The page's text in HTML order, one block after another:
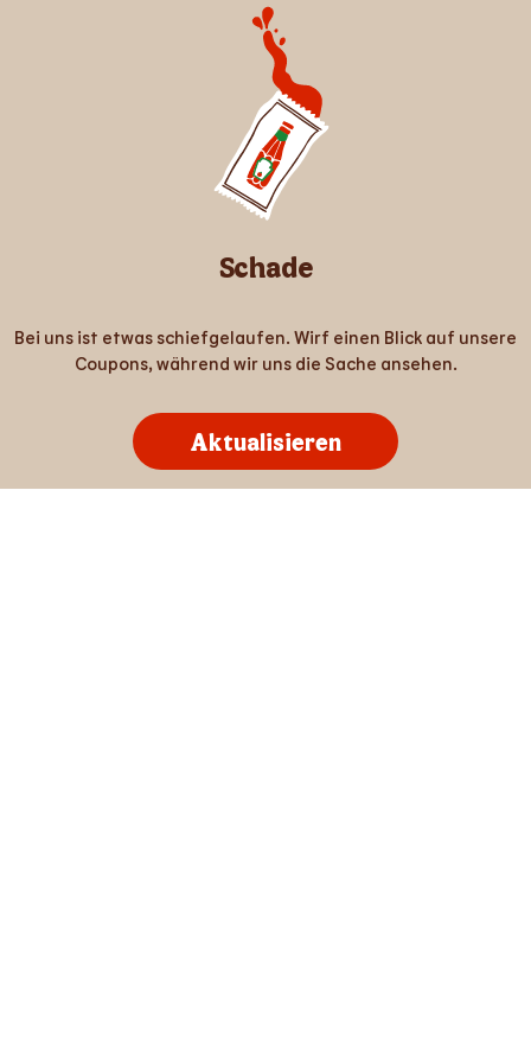
Schade
Bei uns ist etwas schiefgelaufen. Wirf einen Blick auf unsere
Coupons, während wir uns die Sache ansehen.
Aktualisieren